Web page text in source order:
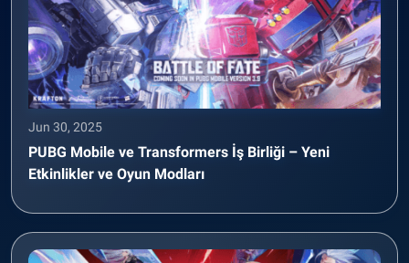
Jun 30, 2025
PUBG Mobile ve Transformers İş Birliği – Yeni
Etkinlikler ve Oyun Modları